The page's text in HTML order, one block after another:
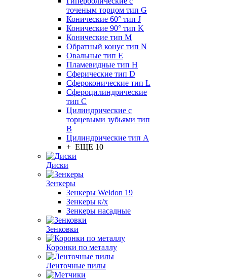
точеным торцом тип G
Конические 60° тип J
Конические 90° тип K
Конические тип M
Обратный конус тип N
Овальные тип E
Пламевидные тип H
Сферические тип D
Сфероконические тип L
Сфероцилиндрические
тип C
Цилиндрические с
торцевыми зубьями тип
B
Цилиндрические тип А
+ ЕЩЕ 10
Диски
Зенкеры
Зенкеры Weldon 19
Зенкеры к/х
Зенкеры насадные
Зенковки
Коронки по металлу
Ленточные пилы